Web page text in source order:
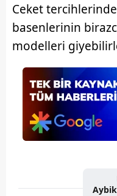
Ceket
basenlerinin
modelleri